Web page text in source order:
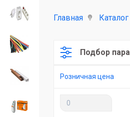
Главная Каталог
Подбор
Розничная цена